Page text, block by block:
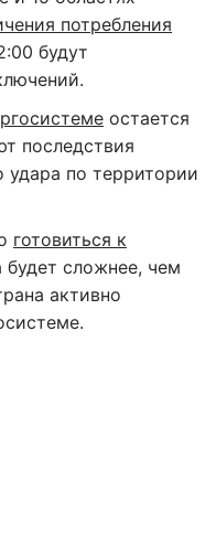
потребления
будут
остается
последствия
удара по территории
готовиться к
будет сложнее, чем
активно